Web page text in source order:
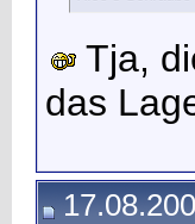
Tja,
das